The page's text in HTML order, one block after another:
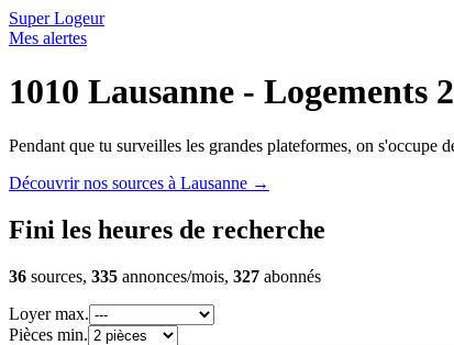
Super Logeur
Mes alertes
1010 Lausanne - Logements
Pendant que tu surveilles les grandes plateformes, on s'occupe
Découvrir nos sources à Lausanne →
Fini les heures de recherche
36 sources, 335 annonces/mois, 327 abonnés
Loyer max.
Pièces min.